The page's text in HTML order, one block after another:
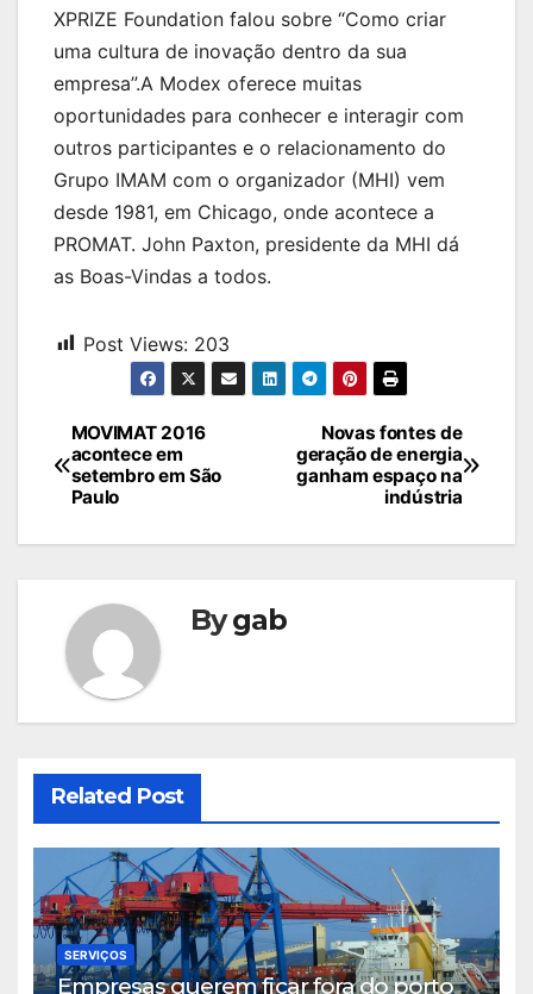
XPRIZE Foundation falou sobre “Como criar
uma cultura de inovação dentro da sua
empresa”.A Modex oferece muitas
oportunidades para conhecer e interagir com
outros participantes e o relacionamento do
Grupo IMAM com o organizador (MHI) vem
desde 1981, em Chicago, onde acontece a
PROMAT. John Paxton, presidente da MHI dá
as Boas-Vindas a todos.
Post Views: 203
Navegação
de
Post
Novas fontes de
geração de energia
ganham espaço na
indústria
MOVIMAT 2016
acontece em
setembro em São
Paulo
Bygab
Related Post
SERVIÇOS
Empresas querem ficar fora do porto